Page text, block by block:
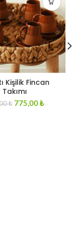
Kişilik Fincan
Takımı
₺ Original
775,00₺Current